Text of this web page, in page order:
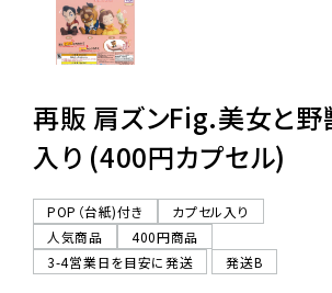
06-6282-7659
再販 肩ズンFig.美女と
入り (400円カプセル)
POP（台紙)付き
カプセル入り
人気商品
400円商品
3-4営業日を目安に発送
発送B